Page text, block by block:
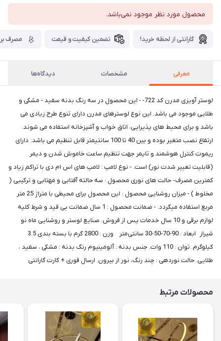
محصول مورد نظر موجود نمی‌باشد.
گارانتی از لحظه خرید! تضمین کیفیت و قیمت مصرف
معرفی مشخصات دیدگاه‌ها
لوستر آویزی مدرن کد 722- - این محصول در سه رنگ بدنه سفید - مشکی و
طلایی موجود می باشد. این نوع لوسترهای مدرن دارای تنوع طرح زیادی می
باشد و برای محیط های پذیرایی، اتاق خواب و آشپزخانه استفاده می شوند.
ارتفاع نصب متغیر بوده و بین 40 تا 100 سانتیمتر قابل تنظیم می باشد. دارای
ریموت کنترل هوشمند و تایمر جهت تنظیم ساعت خاموش شدن و دیمر
(قابلیت تغییر شدت نور) است. - نوع لامپ : لامپ های اس ام دی با تراکم زیاد و
کمترین مصرف- حالت های نوری محصول : سه حالته آفتابی و مهتابی و ترکیبی (
مخلوط ) - میزان روشنایی محصول : این محصول برای محیطی با متراژ 25 متر
مربع استفاده میگردد. - ضمانت محصول : 1 سال ضمانت بی قید و شرط کلیه
لوازم برقی و 10 سال خدمات پس از فروش. صنایع لوستر و روشنایی ماه نو
شیراز ابعاد : 90-70-50-30 سانتی‌متر وزن : 2800 گرم با بسته بندی 3.5
کیلوگرم. توان : 110 وات. جنس بدنه : آلومینیوم رنگ بدنه : مشکی ، سفید ،
طلایی. حالت نوردهی : چند رنگ، نور از بیرون. ارسال فوری + کارت گارانتی
محصولات مرتبط